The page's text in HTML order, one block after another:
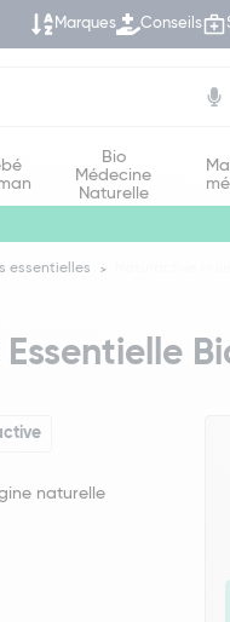
Marques Conseils
Bio
Médecine
Naturelle
essentielles
naturelle